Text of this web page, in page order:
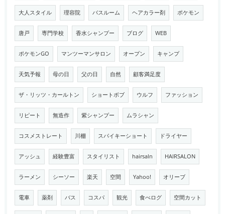
大人スタイル 理容院 バスルーム ヘアカラー剤 ポケモン
唐戸 専門学校 香水シャンプー ブログ WEB
ポケモンGO マンツーマンサロン オープン キャンプ
天気予報 母の日 父の日 自然 顧客満足度
ザ・リッツ・カールトン ショートボブ ウルフ ファッション
リピート 無造作 紫シャンプー ムラシャン
コスメストレート 川棚 スパイキーショート ドライヤー
アッシュ 経験豊富 スタイリスト hairsaln HAIRSALON
ラーメン シーソー 楽天 空間 Yahoo! オリーブ
電車 薬剤 バス コスパ 観光 食べログ 空間カット